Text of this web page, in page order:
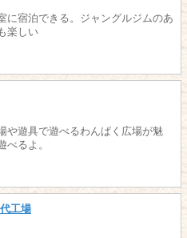
に宿泊できる。ジャングルジムのあ
楽しい
や遊具で遊べるわんぱく広場が魅
べるよ。
工場